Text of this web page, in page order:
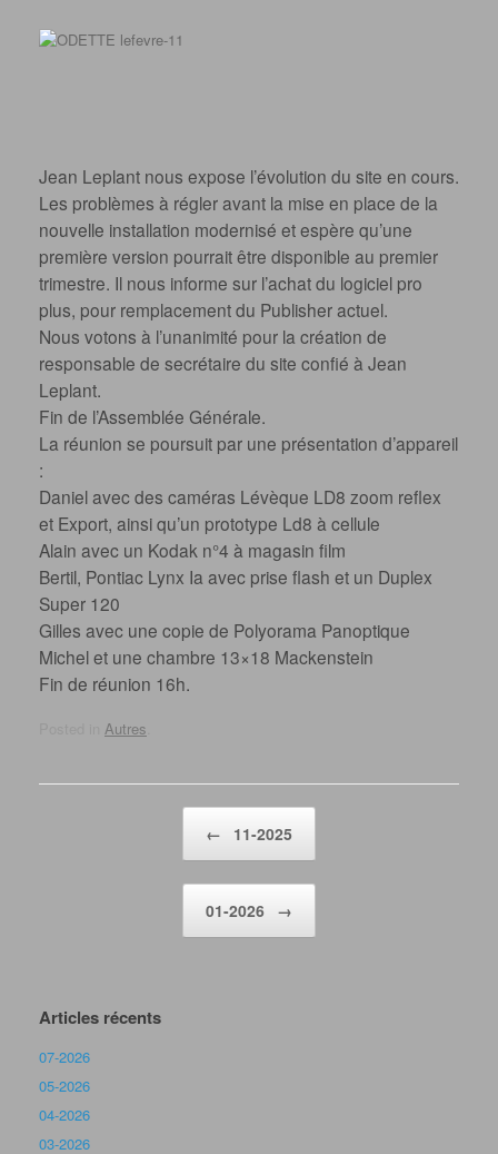
Jean Leplant nous expose l’évolution du site en cours.
Les problèmes à régler avant la mise en place de la
nouvelle installation modernisé et espère qu’une
première version pourrait être disponible au premier
trimestre. Il nous informe sur l’achat du logiciel pro
plus, pour remplacement du Publisher actuel.
Nous votons à l’unanimité pour la création de
responsable de secrétaire du site confié à Jean
Leplant.
Fin de l’Assemblée Générale.
La réunion se poursuit par une présentation d’appareil
:
Daniel avec des caméras Lévèque LD8 zoom reflex
et Export, ainsi qu’un prototype Ld8 à cellule
Alain avec un Kodak n°4 à magasin film
Bertil, Pontiac Lynx Ia avec prise flash et un Duplex
Super 120
Gilles avec une copie de Polyorama Panoptique
Michel et une chambre 13×18 Mackenstein
Fin de réunion 16h.
Autres
← 11-2025
01-2026 →
Articles récents
07-2026
05-2026
04-2026
03-2026